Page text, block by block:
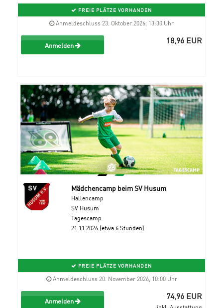
FREIE PLÄTZE VORHANDEN
Anmeldeschluss 23. Oktober 2026, 13:30 Uhr
Anmelden 18,96 EUR
Mädchencamp beim SV Husum
Hallencamp
SV Husum
Tagescamp
21.11.2026 (etwa 6 Stunden)
FREIE PLÄTZE VORHANDEN
Anmeldeschluss 20. November 2026, 10:00 Uhr
Anmelden 74,96 EUR